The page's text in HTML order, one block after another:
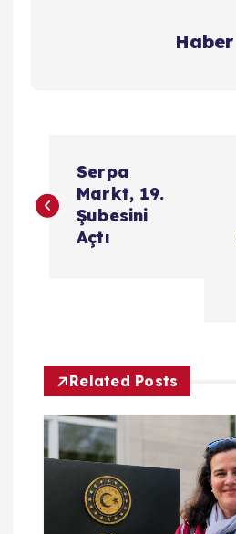
Haber
a
e
z
Serpa
Markt, 19.
Şubesini
Açtı
Related Posts